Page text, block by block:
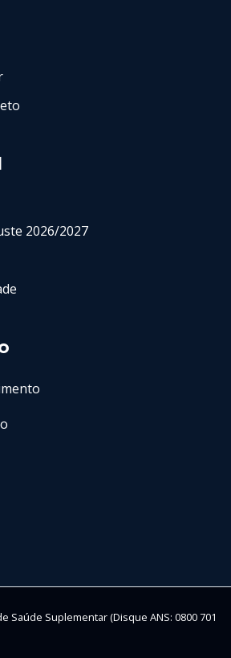
2026/2027
Saúde Suplementar (Disque ANS: 0800 701